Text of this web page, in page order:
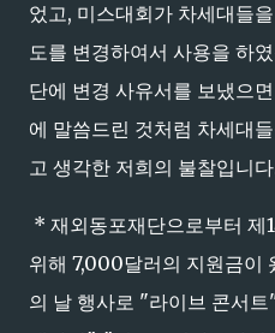
었고, 미스대회가 차세대들
도를 변경하여서 사용을 하
단에 변경 사유서를 보냈으
에 말씀드린 것처럼 차세대
고 생각한 저희의 불찰입니
* 재외동포재단으로부터 제
위해 7,000달러의 지원금이
의 날 행사로 "라이브 콘서